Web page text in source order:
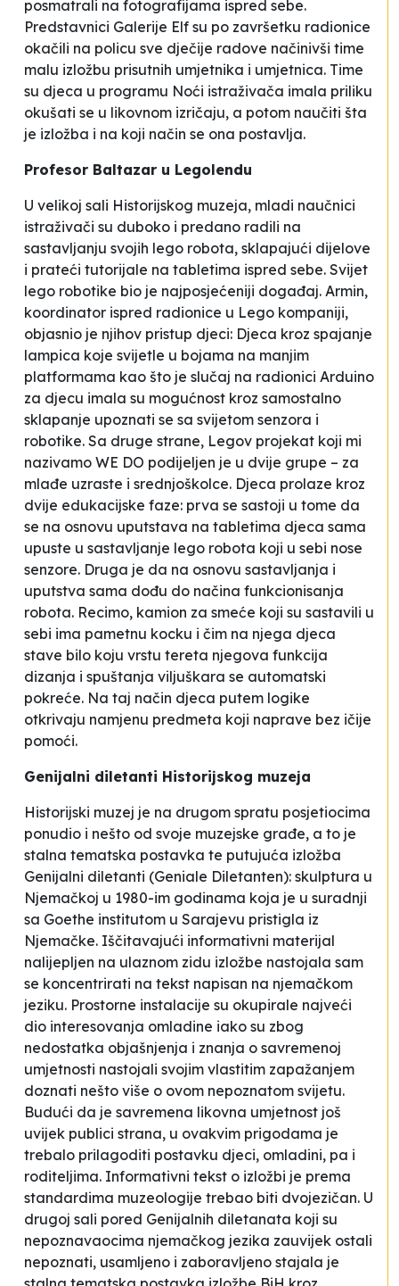
posmatrali na fotografijama ispred sebe.
Predstavnici Galerije Elf su po završetku radionice
okačili na policu sve dječije radove načinivši time
malu izložbu prisutnih umjetnika i umjetnica. Time
su djeca u programu Noći istraživača imala priliku
okušati se u likovnom izričaju, a potom naučiti šta
je izložba i na koji način se ona postavlja.
Profesor Baltazar u Legolendu
U velikoj sali Historijskog muzeja, mladi naučnici
istraživači su duboko i predano radili na
sastavljanju svojih lego robota, sklapajući dijelove
i prateći tutorijale na tabletima ispred sebe. Svijet
lego robotike bio je najposjećeniji događaj. Armin,
koordinator ispred radionice u Lego kompaniji,
objasnio je njihov pristup djeci: Djeca kroz spajanje
lampica koje svijetle u bojama na manjim
platformama kao što je slučaj na radionici Arduino
za djecu imala su mogućnost kroz samostalno
sklapanje upoznati se sa svijetom senzora i
robotike. Sa druge strane, Legov projekat koji mi
nazivamo WE DO podijeljen je u dvije grupe – za
mlađe uzraste i srednjoškolce. Djeca prolaze kroz
dvije edukacijske faze: prva se sastoji u tome da
se na osnovu uputstava na tabletima djeca sama
upuste u sastavljanje lego robota koji u sebi nose
senzore. Druga je da na osnovu sastavljanja i
uputstva sama dođu do načina funkcionisanja
robota. Recimo, kamion za smeće koji su sastavili u
sebi ima pametnu kocku i čim na njega djeca
stave bilo koju vrstu tereta njegova funkcija
dizanja i spuštanja viljuškara se automatski
pokreće. Na taj način djeca putem logike
otkrivaju namjenu predmeta koji naprave bez ičije
pomoći.
Genijalni diletanti Historijskog muzeja
Historijski muzej je na drugom spratu posjetiocima
ponudio i nešto od svoje muzejske građe, a to je
stalna tematska postavka te putujuća izložba
Genijalni diletanti (Geniale Diletanten): skulptura u
Njemačkoj u 1980-im godinama koja je u suradnji
sa Goethe institutom u Sarajevu pristigla iz
Njemačke. Iščitavajući informativni materijal
nalijepljen na ulaznom zidu izložbe nastojala sam
se koncentrirati na tekst napisan na njemačkom
jeziku. Prostorne instalacije su okupirale najveći
dio interesovanja omladine iako su zbog
nedostatka objašnjenja i znanja o savremenoj
umjetnosti nastojali svojim vlastitim zapažanjem
doznati nešto više o ovom nepoznatom svijetu.
Budući da je savremena likovna umjetnost još
uvijek publici strana, u ovakvim prigodama je
trebalo prilagoditi postavku djeci, omladini, pa i
roditeljima. Informativni tekst o izložbi je prema
standardima muzeologije trebao biti dvojezičan. U
drugoj sali pored Genijalnih diletanata koji su
nepoznavaocima njemačkog jezika zauvijek ostali
nepoznati, usamljeno i zaboravljeno stajala je